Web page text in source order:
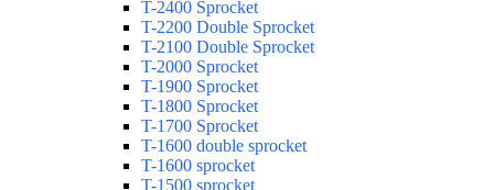
T-2400 Sprocket
T-2200 Double Sprocket
T-2100 Double Sprocket
T-2000 Sprocket
T-1900 Sprocket
T-1800 Sprocket
T-1700 Sprocket
T-1600 double sprocket
T-1600 sprocket
T-1500 sprocket